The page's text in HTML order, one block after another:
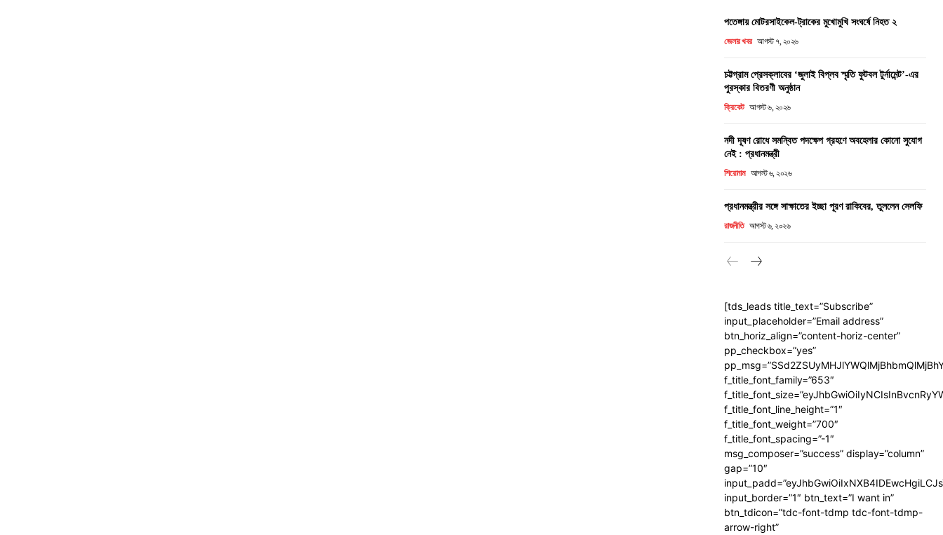
পতেঙ্গায় মোটরসাইকেল-ট্রাকের মুখোমুখি সংঘর্ষে নিহত ২
জেলার খবর আগস্ট ৭, ২০২৬
চট্টগ্রাম প্রেসক্লাবের ‘জুলাই বিপ্লব স্মৃতি ফুটবল টুর্নামেন্ট’-এর
পুরস্কার বিতরণী অনুষ্ঠান
ক্রিকেট আগস্ট ৬, ২০২৬
নদী দূষণ রোধে সমন্বিত পদক্ষেপ গ্রহণে অবহেলার কোনো সুযোগ
নেই : প্রধানমন্ত্রী
শিরোনাম আগস্ট ৬, ২০২৬
প্রধানমন্ত্রীর সঙ্গে সাক্ষাতের ইচ্ছা পূরণ রাকিবের, তুললেন সেলফি
রাজনীতি আগস্ট ৬, ২০২৬
[tds_leads title_text=”Subscribe”
input_placeholder=”Email address”
btn_horiz_align=”content-horiz-center”
pp_checkbox=”yes”
f_title_font_family=”653″
f_title_font_line_height=”1″
f_title_font_weight=”700″
f_title_font_spacing=”-1″
msg_composer=”success” display=”column”
gap=”10″
input_border=”1″ btn_text=”I want in”
btn_tdicon=”tdc-font-tdmp tdc-font-tdmp-
arrow-right”